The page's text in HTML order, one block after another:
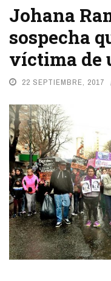
Johana
sospecha
víctima de
22 SEPTIEMBRE, 2017